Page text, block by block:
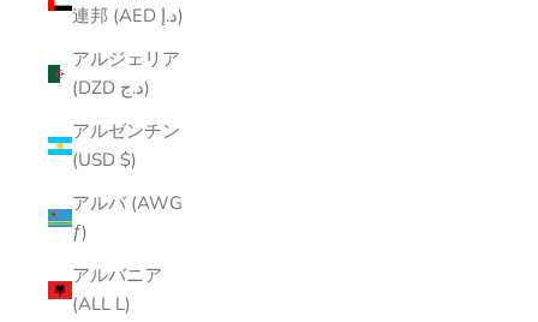
連邦 (AED د.إ)
アルジェリア
(DZD د.ج)
アルゼンチン
(USD $)
アルバ (AWG
ƒ)
アルバニア
(ALL L)